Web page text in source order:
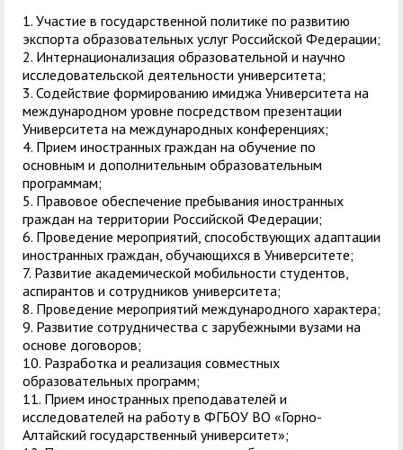
Образовательный
модуль «Обучение
служением»
Информация о
предоставлении
академического
отпуска обучающимся
1. Участие в государственной политике по развитию
экспорта образовательных услуг Российской Федерации;
2. Интернационализация образовательной и научно
исследовательской деятельности университета;
3. Содействие формированию имиджа Университета на
международном уровне посредством презентации
Университета на международных конференциях;
4. Прием иностранных граждан на обучение по
основным и дополнительным образовательным
программам;
5. Правовое обеспечение пребывания иностранных
граждан на территории Российской Федерации;
6. Проведение мероприятий, способствующих адаптации
иностранных граждан, обучающихся в Университете;
7. Развитие академической мобильности студентов,
аспирантов и сотрудников университета;
8. Проведение мероприятий международного характера;
9. Развитие сотрудничества с зарубежными вузами на
основе договоров;
10. Разработка и реализация совместных
образовательных программ;
11. Прием иностранных преподавателей и
исследователей на работу в ФГБОУ ВО «Горно-
Алтайский государственный университет»;